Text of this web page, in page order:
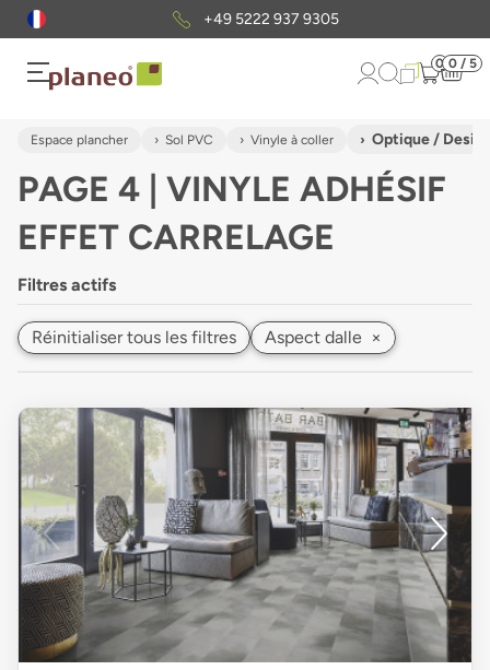
Envoi gratuit d'échantillons
0 0 / 5
Espace plancher Sol PVC Vinyle à coller Optique /
PAGE 4 | VINYLE ADHÉSIF
EFFET CARRELAGE
Filtres actifs
Réinitialiser tous les filtres Aspect dalle ×